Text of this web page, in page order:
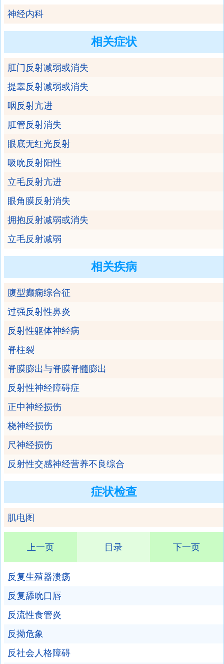
神经内科
相关症状
肛门反射减弱或消失
提睾反射减弱或消失
咽反射亢进
肛管反射消失
眼底无红光反射
吸吮反射阳性
立毛反射亢进
眼角膜反射消失
拥抱反射减弱或消失
立毛反射减弱
相关疾病
腹型癫痫综合征
过强反射性鼻炎
反射性躯体神经病
脊柱裂
脊膜膨出与脊膜脊髓膨出
反射性神经障碍症
正中神经损伤
桡神经损伤
尺神经损伤
反射性交感神经营养不良综合
症状检查
肌电图
上一页 目录 下一页
反复生殖器溃疡
反复舔吮口唇
反流性食管炎
反拗危象
反社会人格障碍